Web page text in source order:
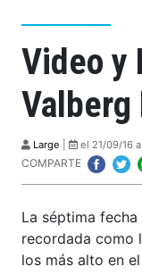
Video y
Valberg
Large el 21/09/16
COMPARTE
La séptima
recordada como
los más alto en